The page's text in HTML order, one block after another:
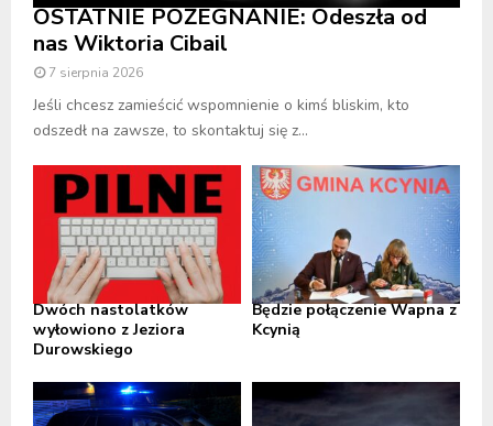
OSTATNIE POŻEGNANIE: Odeszła od
nas Wiktoria Cibail
7 sierpnia 2026
Jeśli chcesz zamieścić wspomnienie o kimś bliskim, kto
odszedł na zawsze, to skontaktuj się z...
Dwóch nastolatków
wyłowiono z Jeziora
Durowskiego
Będzie połączenie Wapna z
Kcynią